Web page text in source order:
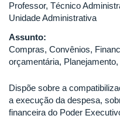
Professor, Técnico
Unidade Administrativa
Assunto:
Compras, Convênios,
orçamentária,
Dispõe sobre a
a execução da despesa,
financeira do Poder